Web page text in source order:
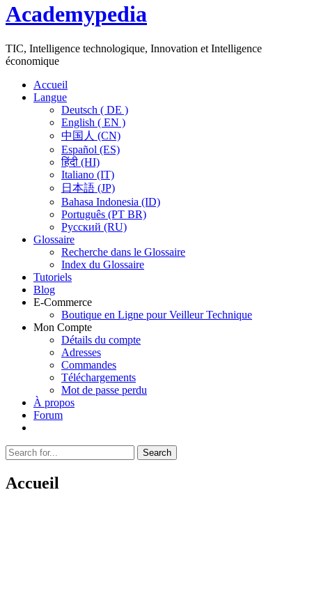
Menu
Academypedia
TIC, Intelligence technologique, Innovation et Intelligence
économique
Accueil
Langue
Deutsch ( DE )
English ( EN )
中国人 (CN)
Español (ES)
हिंदी (HI)
Italiano (IT)
日本語 (JP)
Bahasa Indonesia (ID)
Português (PT BR)
Pусский (RU)
Glossaire
Recherche dans le Glossaire
Index du Glossaire
Tutoriels
Blog
E-Commerce
Boutique en Ligne pour Veilleur Technique
Mon Compte
Détails du compte
Adresses
Commandes
Téléchargements
Mot de passe perdu
À propos
Forum
Search
Search
for:
Accueil